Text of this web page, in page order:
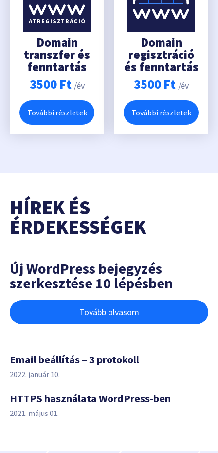
Domain
transzfer és
fenntartás
3500 Ft /év
További részletek
Domain
regisztráció
és fenntartás
3500 Ft /év
További részletek
HÍREK ÉS
ÉRDEKESSÉGEK
Új WordPress bejegyzés
szerkesztése 10 lépésben
Tovább olvasom
Email beállítás – 3 protokoll
2022. január 10.
HTTPS használata WordPress-ben
2021. május 01.